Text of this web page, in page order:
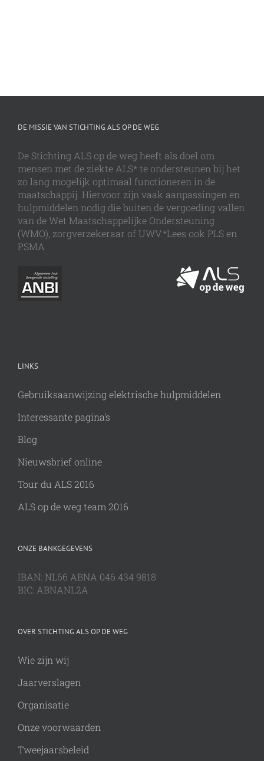
DE MISSIE VAN STICHTING ALS OP DE WEG
De Stichting ALS op de weg heeft als doel om
mensen met de ziekte ALS* te ondersteunen bij het
zo lang mogelijk optimaal functioneren in de
maatschappij. Hiervoor zijn vaak aanpassingen en
hulpmiddelen nodig die buiten de vergoeding vallen
van de Wet Maatschappelijke Ondersteuning
(WMO), zorgverzekeraar of UWV.*Lees ook PLS en
PSMA
LINKS
Gebruiksaanwijzing elektrische hulpmiddelen
Interessante pagina's
Blog
Nieuwsbrief online
Tour du ALS 2016
ALS op de weg team 2016
ONZE BANKGEGEVENS
IBAN: NL66 ABNA 046 434 9818
BIC: ABNANL2A
OVER STICHTING ALS OP DE WEG
Wie zijn wij
Jaarverslagen
Organisatie
Onze voorwaarden
Tweejaarsbeleid